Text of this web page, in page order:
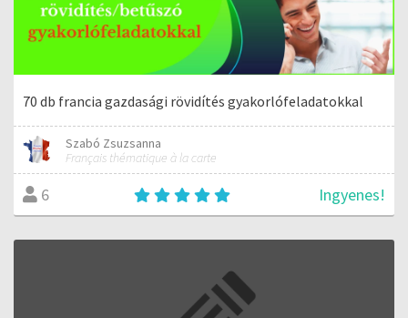
70 db francia gazdasági rövidítés gyakorlófeladatokkal
Szabó Zsuzsanna
Français thématique à la carte
6 Ingyenes!